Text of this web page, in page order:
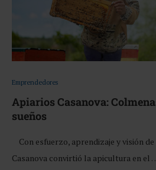
Emprendedores
Apiarios Casanova:
sueños
Con esfuerzo, aprendizaje y visión
Casanova convirtió la apicultura en el